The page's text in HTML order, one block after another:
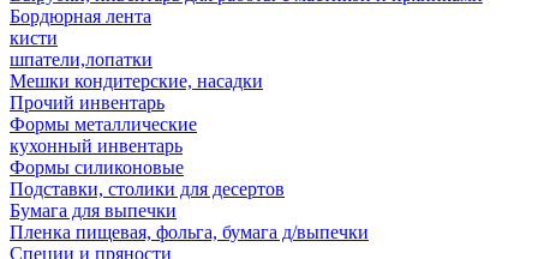
Бордюрная лента
кисти
шпатели,лопатки
Мешки кондитерские, насадки
Прочий инвентарь
Формы металлические
кухонный инвентарь
Формы силиконовые
Подставки, столики для десертов
Бумага для выпечки
Пленка пищевая, фольга, бумага д/выпечки
Специи и пряности